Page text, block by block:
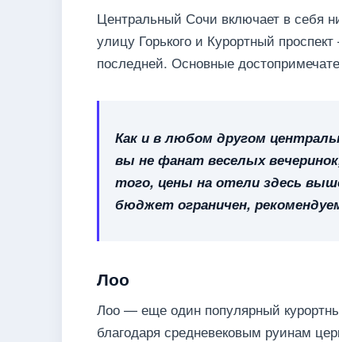
Центральный Сочи включает в себя
улицу Горького и Курортный
последней. Основные
Как и в любом другом
вы не фанат веселых
того, цены на отели здесь
бюджет ограничен,
Лоо
Лоо — еще один популярный
благодаря средневековым руинам